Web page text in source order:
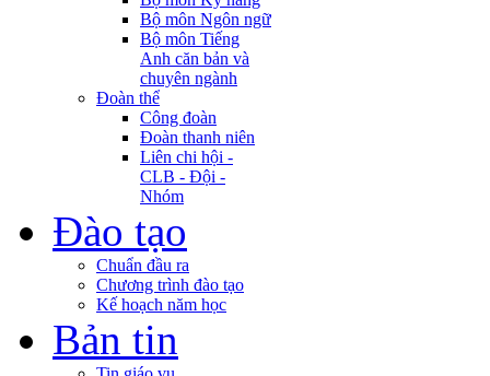
Bộ môn Ngôn ngữ
Bộ môn Tiếng
Anh căn bản và
chuyên ngành
Đoàn thể
Công đoàn
Đoàn thanh niên
Liên chi hội -
CLB - Đội -
Nhóm
Đào tạo
Chuẩn đầu ra
Chương trình đào tạo
Kế hoạch năm học
Bản tin